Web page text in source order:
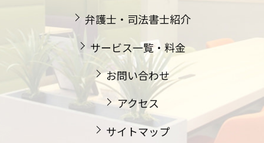
弁護士・司法書士紹介
サービス一覧・料金
お問い合わせ
アクセス
サイトマップ